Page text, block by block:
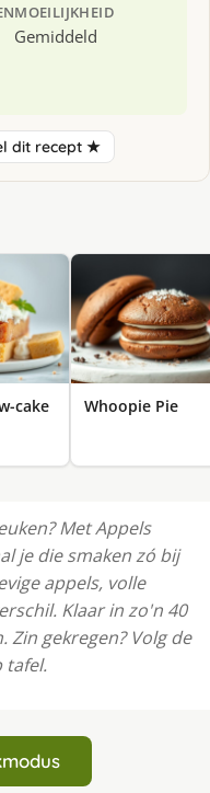
MOEILIJKHEID
Gemiddeld
dit recept ★
cake Whoopie Pie
Met Appels
je die smaken zó bij
appels, volle
Klaar in zo'n 40
gekregen? Volg de
tafel.